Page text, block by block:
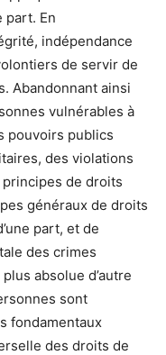
part. En
indépendance
de servir de
Abandonnant ainsi
vulnérables à
pouvoirs publics
des violations
de droits
généraux de droits
part, et de
des crimes
absolue d’autre
sont
fondamentaux
des droits de